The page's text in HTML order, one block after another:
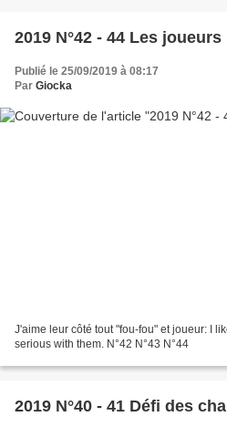
2019 N°42 - 44 Les joueurs
Publié le 25/09/2019 à 08:17
Par Giocka
J'aime leur côté tout "fou-fou" et joueur: I
serious with them. N°42 N°43 N°44
2019 N°40 - 41 Défi des